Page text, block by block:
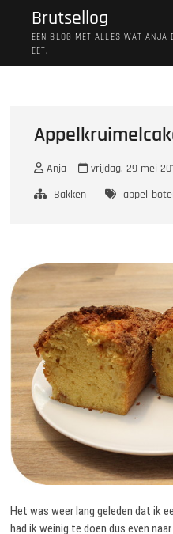
Brutsellog
EEN BLOG MET ALLES WAT ANJA
EET.
Anja vrijdag, 29 mei
Bakken
appel
Het was weer lang geleden dat ik
had ik weinig te doen dus even